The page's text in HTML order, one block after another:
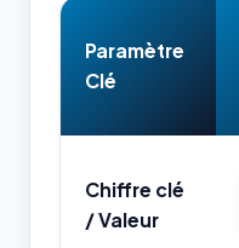
Paramètre
Clé
Chiffre clé
/ Valeur